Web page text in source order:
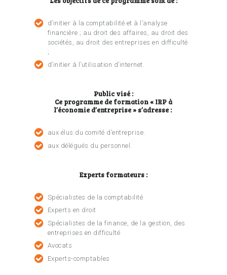
d’initier à la comptabilité et à l’analyse
financière ; au droit des affaires, au droit des
sociétés, au droit des entreprises en difficulté
;
d’initier à l’utilisation d’internet.
Public visé :
Ce programme de formation « IRP à
l’économie d’entreprise » s’adresse :
aux élus du comité d’entreprise.
aux délégués du personnel.
Experts formateurs :
Spécialistes de la comptabilité
Experts en droit
Spécialistes de la finance, de la gestion, des
entreprises en difficulté
Avocats
Experts-comptables